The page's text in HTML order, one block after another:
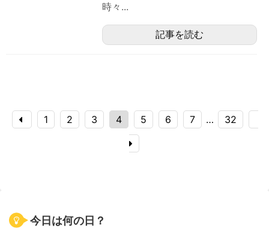
時々...
記事を読む
1 2 3 4 5 6 7 … 32
今日は何の日？